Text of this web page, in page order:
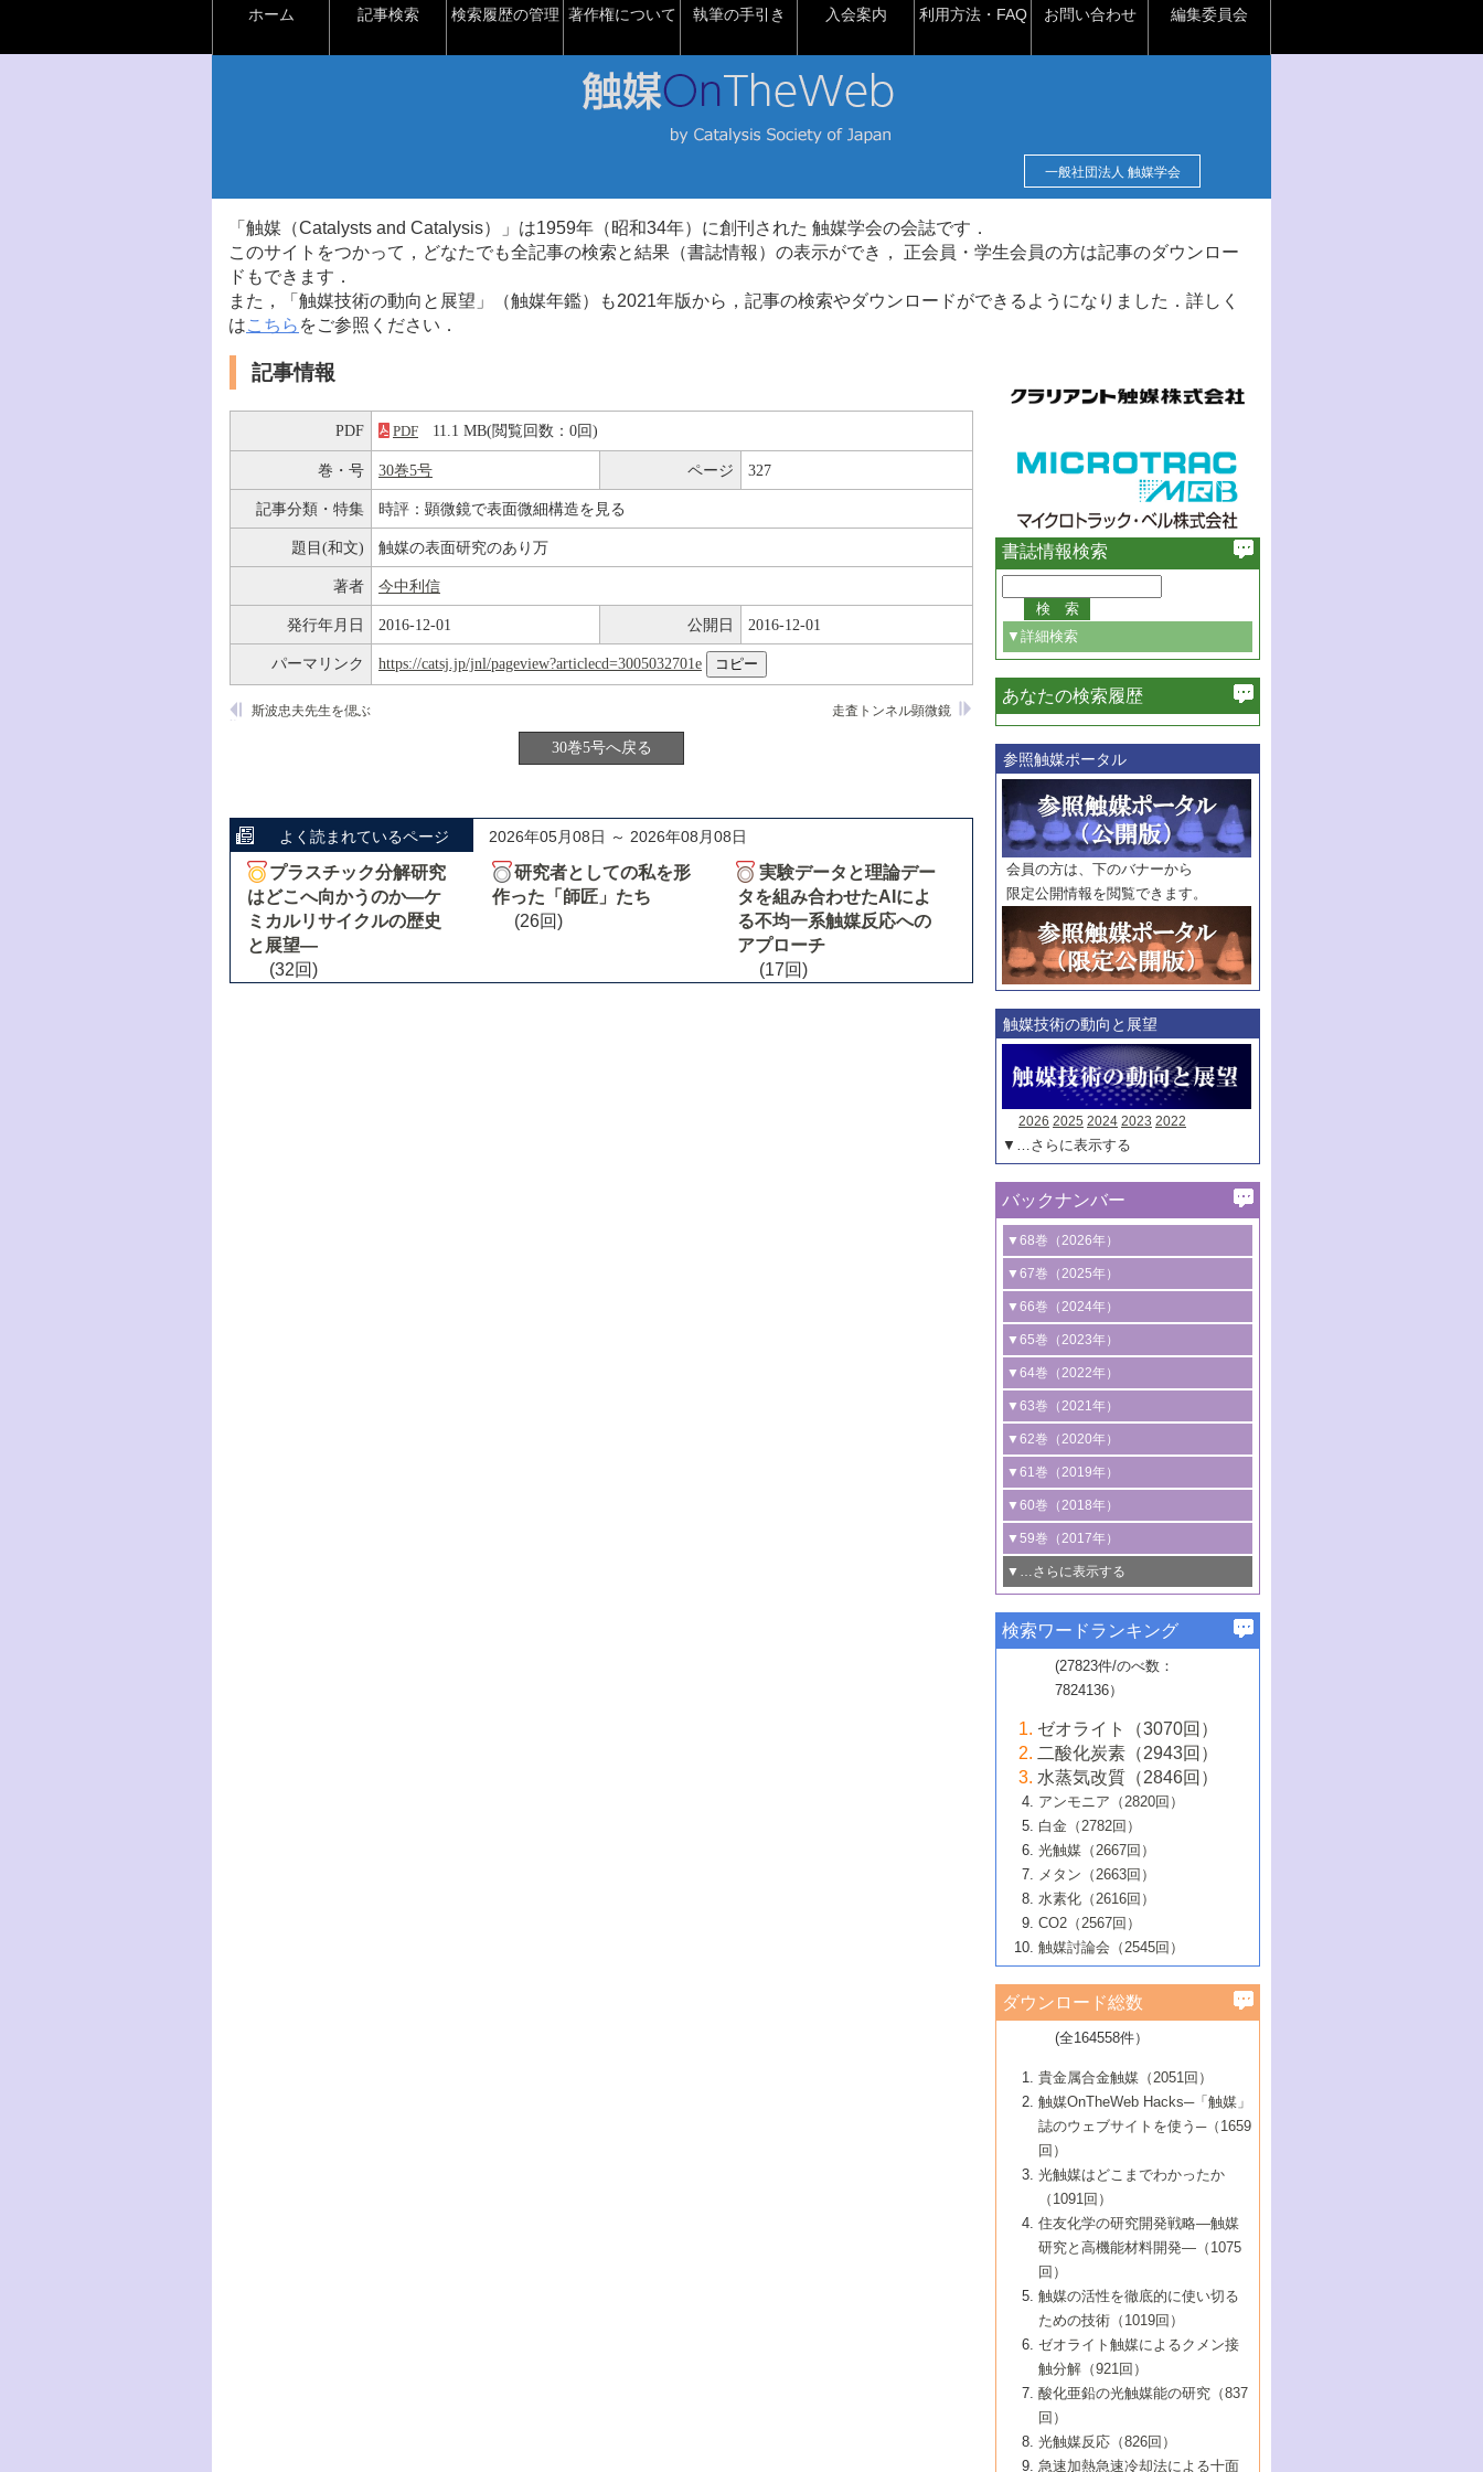
ホーム 記事検索 検索履歴の管理 著作権について 執筆の手引き 入会案内 利用方法・FAQ お問い合わせ 編集委員会
一般社団法人 触媒学会
「触媒（Catalysts and Catalysis）」は1959年（昭和34年）に創刊された 触媒学会の会誌です．
このサイトをつかって，どなたでも全記事の検索と結果（書誌情報）の表示ができ， 正会員・学生会員の方は記事のダウンロー
ドもできます．
また，「触媒技術の動向と展望」（触媒年鑑）も2021年版から，記事の検索やダウンロードができるようになりました．詳しく
はこちら をご参照ください．
記事情報
PDF PDF 11.1 MB(閲覧回数：0回)
巻・号 30巻5号 ページ 327
記事分類・特集 時評：顕微鏡で表面微細構造を見る
題目(和文) 触媒の表面研究のあり万
著者 今中利信
発行年月日 2016-12-01 公開日 2016-12-01
パーマリンク https://catsj.jp/jnl/pageview?articlecd=3005032701e
走査トンネル顕微鏡
斯波忠夫先生を偲ぶ
30巻5号へ戻る
よく読まれているページ 2026年05月08日 ～ 2026年08月08日
プラスチック分解研究
はどこへ向かうのか―ケ
ミカルリサイクルの歴史
と展望―
(32回)
研究者としての私を形
作った「師匠」たち
(26回)
実験データと理論デー
タを組み合わせたAIによ
る不均一系触媒反応への
アプローチ
(17回)
書誌情報検索
▼詳細検索
必ず含む
巻・号指定
巻
号
範囲指定
巻
号～
巻
号
触媒年鑑
年度
記事種別
マーク：
マークあり
あなたの検索履歴
参照触媒ポータル
会員の方は、下のバナーから
限定公開情報を閲覧できます。
触媒技術の動向と展望
2026 2025 2024 2023 2022
▼…さらに表示する
バックナンバー
▼68巻（2026年）
1号 過酸化水素合成に関する研究動向
2号 コンピューター技術により加速する
触媒開発
3号 有機分子変換やCO 資源化のための
光触媒に関する最近の研究
B号 第137回触媒討論会（2026年）
▼67巻（2025年）
1号 CO
水素化によるグリーン燃料/グリ
ーンケミカル製造
2号 水素製造のための水分解技術に関す
る最近の研究
3号 オレフィン系樹脂の精密合成に関す
る最新技術
4号 アルコール類の効率的変換を実現す
る非貴金属触媒の研究動向
5号 ゼオライトの合成と応用における研
究動向
6号 ヘテロ接合界面
B号 第135回触媒討論会（2025年）
▼66巻（2024年）
1号 低次元ナノ構造を有する触媒材料
2号 規制反応場を活用した固体触媒研究
の新展開
3号 未踏分子変換を目指した酸化触媒プ
ロセスの最前線
4号 シンクロトロン放射光および中性子
線を利用した触媒解析技術の最先端
5号 単原子触媒
6号 参照触媒委員会からのお知らせ
B号 第133回触媒討論会（2023年）
▼65巻（2023年）
1号 炭素が関わる触媒機能
2号 プラスチックケミカルリサイクルの
ための触媒技術
3号 非酸化物系金属化合物を基盤とした
触媒材料の開発
4号 格子酸素・格子酸素欠陥を利用した
触媒反応
5号 生体触媒によるエネルギー変換反応
6号 窒素とリンの循環のための触媒・機
能性材料
▼64巻（2022年）
1号 合成ガス製造とCOを用いるケミカル
ズ合成の最新動向
2号 化学品合成のための合金触媒開発
3号 CO の排出削減および有効活用のた
めの触媒技術
4号 若手による情報発信企画～とびたて
若き触媒の研究者たち～（1）
若き触媒の研究者たち～（2）
6号 石油のノーブル・ユースを志向した
触媒技術
大学：オンライン・対面開催）
▼63巻（2021年）
1号 金触媒の新展開
2号 ペロブスカイト
3号 特殊反応場を利用した触媒的分子変
換反応
4号 多孔質材料を用いた触媒の新展開
5号 情報学的手法を用いた触媒開発
6号 カーボンニュートラルに向けた電解
技術
B号 第127回触媒討論会（2021年・オン
ライン開催(Zoom)のみ）
▼62巻（2020年）
1号 触媒設計を拓く欠陥構造のキャラク
タリゼーション
2号 機能化学品製造に資するクリーンな
触媒的酸化反応
3号 水処理のための触媒化学
4号 光触媒を用いた水分解の最新の研究
動向
5号 次世代の触媒プロセスを支えるマイ
6号 メタン転換技術の最新動向
B号 第125回触媒討論会（2020年・工学
院大学）
▼61巻（2019年）
1号 物質移動制御に着目した触媒プロセ
ス開発
2号 CO2 フリー水素サプライチェーンに
関わる触媒開発動向
3号 精密高分子合成に関する最近の研究
動向
4号 バイオマス化成品製造のための触媒
5号 固体触媒による含窒素有機化合物変
換の最前線
6号 貴金属使用量低減に向けた自動車排
ガス浄化触媒の開発
B号 第123回触媒討論会（2019年・大阪
▼60巻（2018年）
1号 固体酸触媒の最新の研究動向
2号 二酸化炭素からの有用化学品合成
3号 ナノ粒子・クラスター触媒の最前線
4号 60周年記念企画
5号 進化するゼオライト合成技術
6号 非貴金属系触媒における電気化学的
B号 第121回触媒討論会（2018年・東京
大学）
▼59巻（2017年）
1号 いたるところに，触媒
最先端技術
3号 無機分離膜材料の開発と触媒反応プ
ロセスへの適用
5号 水素のふるまいを解き明かす最先端
研究
6号 低級アルカンの有効利用のための触
媒技術
B号 第119回触媒討論会（2017年・首都
大学東京）
▼…さらに表示する
1号 ユニークな構造の高分子を生み出す触
2号 リグニンからの化成品製造に向けた触
媒技術
3号 触媒研究の最先端～とびたて若き研究
者たち～（1）
4号 触媒研究の最先端～とびたて若き研究
者たち～（2）
5号 触媒研究の最先端～とびたて若き研究
者たち～（3）
6号 イオニクス材料と燃料電池・電解合成
の最新の研究動向
B号 第117回触媒討論会（2016年・大阪府
立大学）
▼57巻（2015年）
1号 水素キャリアにかかわる触媒技術の新
2号 石油精製用触媒の最近の進展
3号 固体酸化物形燃料電池（SOFC）におけ
るアノード触媒上での燃料直接改質技術
4号 コアシェル構造の制御による触媒機能
5号 工業触媒およびその周辺技術の最近の
進歩
6号 ナノシート
B号 第115回触媒討論会（2015年・成蹊大
▼56巻（2014年）
2号 光触媒反応機構に関する最新の研究動
向
開発動向
4号 人工光合成に向けた近年のアプローチ
5号 未利用熱エネルギーの有効活用に貢献
する触媒技術
6号 ポリオキソメタレート
B号 第113回触媒討論会（2014年・ロワジ
ールホテル豊橋）
1号 高耐久性燃料電池システム用触媒にお
ける新展開
2号 リビングラジカル重合の最近の動向
3号 天然ガスの化学工業的展開に関する触
媒技術
4号 貴金属触媒の精密構造制御とその活用
5号 バイオマス化成品製造のための固体触
6号 ナノ空間─吸着状態解析から新機能開拓
B号 第111回触媒討論会（2013年・関西大
▼54巻（2012年）
1号 規則性多孔体の利用技術における最近
の進歩
2号 第109回触媒討論会
3号 貴金属低減技術の最新動向
4号 貴金属代替技術の最新動向
5号 光触媒による物質変換反応の新展開
6号 グラフェン
7号 水素を利用する化成品合成の新潮流
▼53巻（2011年）
1号 金属学から見る合金触媒の新展開
2号 第107回触媒討論会
3号 触媒のその場観察法の進歩（１）
4号 触媒のその場観察法の進歩（２）
5号 不活性結合の触媒的活性化による有機
合成
6号 新しい固体酸触媒技術
7号 ゼオライト合成における最近の進歩
▼52巻（2010年）
1号 触媒の劣化対策と長寿命触媒開発
2号 第105回触媒討論会
3号 ナノ構造が拓く新機能
4号 活性サイトおよびその環境の精密な設
計による触媒の高機能化
5号 触媒を有効に使うための技術
7号 有機分子触媒による精密有機合成
8号 高機能化ポリオレフィンに向けた重合
触媒の最近の進展
1号 炭素材料－熱い注目を集める材料－
2号 第103回触媒討論会
3号 環境浄化用光触媒の現状と課題
4号 水素社会の実現に向けた水素製造・貯
蔵技術の進歩
5号 CO2が関わる触媒・材料
7号 持続可能社会実現のための触媒および
触媒関連技術
▼50巻（2008年）
1号 触媒化学と学会のこの10年，半世紀，
そして未来
2号 第101回触媒討論会
4号 錯体を利用したユニークな表面構造の
構築と機能
5号 若手会員による触媒研究の未来展望1：
企業編
6号 第102回触媒討論会
7号 触媒・化学反応における計算化学の進
8号 若手研究者による触媒研究の未来展望
2：大学・研究所編
▼49巻（2007年）
1号 含フッ素化合物の合成と触媒
2号 第99回触媒討論会
3号 実用的ファインケミカル合成プロセス
を実現する触媒
5号 こんな物質，あんな物質―新たな触媒
の可能性―
7号 『結晶の化学』を活かした触媒研究
8号 イオン液体の応用
▼48巻（2006年）
1号 固体酸触媒の最近の進歩
2号 第97回触媒討論会
3号 リビング重合触媒の最近の展開
5号 水素製造・貯蔵のための触媒技術の新
しい展開
6号 第98回触媒討論会
7号 基礎化学品製造の触媒技術
8号 多機能型リアクター
1号 最近の触媒担体とその効果
2号 第95回触媒討論会
4号 水分解用光触媒材料
5号 時間分解分光の進歩と応用
6号 第96回触媒討論会
8号 超臨界流体を用いた化学プロセスの新
▼46巻（2004年）
1号 部分酸化反応触媒の最前線
2号 第93回触媒討論会
3号 特殊エネルギー場の触媒反応
4号 生体内における金属の触媒作用
5号 ファインケミカルズの展開に寄与する
6号 第94回触媒討論会
7号 サブナノレベルでみた新しい表面現象
8号 オレフィン重合触媒の新たな展
▼45巻（2003年）
1号 なぜこの触媒が良いのか？
2号 第91回触媒討論会
3号 最近の自動車排ガス処理技術
4号 触媒研究の現状と将来─第90回触媒討論
5号 基礎化学品製造の触媒技術
6号 第92回触媒討論会
7号 基礎化学品製造の触媒技術
8号 資源の循環と触媒技術
▼44巻（2002年）
1号 高次制御された触媒の化学
2号 第89回触媒討論会
3号 触媒を利用した電気化学の新展開
4号 ナノ材料の調製と機能化
5号 こんな触媒が欲しい
6号 第90回触媒討論会
7号 触媒研究と学術雑誌/情報
8号 若い世代からみた触媒化学の現状と未
▼43巻（2001年）
1号 グリーンケミストリーと触媒
2号 第87回触媒討論会特集号
3号 生体触媒とバイオプロセス
4号 水素製造・利用の触媒化学
5号 触媒研究における新しい切り口：コン
ビナトリアルケミストリー
6号 第88回触媒討論会特集号
7号 企業における触媒研究のブレークスル
8号 この材料を触媒として使ってみません
▼42巻（2000年）
1号 触媒反応工学の明日を拓く
2号 第85回触媒討論会
3号 反応ダイナミクス
5号 触媒のおもしろさをどのように伝える
6号 第86回触媒討論会
7号 水素化精製触媒の新しい展開
8号 新しい反応性と機能性を目指した金属
クラスタ-化学
▼41巻（1999年）
1号 孔、穴、あな?-特異な空間とその利用-
2号 第83回触媒討論会
3号 均一系触媒反応最前線
4号 実用炭素材料の新展開
5号 研究の方法論を考える
7号 機能性金属材料と触媒
8号 触媒研究へのNMRの応用と展望
▼40巻（1998年）
進展と21世紀への提言/創立40周年記念・触
媒学会この10年の歩みとこれから/創立40周
2号 第81回触媒討論会
3号 計算機触媒化学へのさそい
4号 触媒劣化の制御と予測
5号 最新の実用プロセスと触媒
6号 第82回触媒討論会
1号 均一系と不均一系触媒反応-その特徴と
接点
2号 第79回触媒討論会
3号 最新NO除去触媒の実用化研究
4号 新しい反応場を目指した触媒調製
5号 反応・分離技術の新しい展開
6号 第80回触媒討論会
▼38巻（1996年）
1号 触媒の構造と触媒作用/C1化学を中心と
する21世紀への触媒
3号 オリンピックメダル:金・銀・銅はどん
な触媒作用を示すか
4号 触媒作用における機能の複合化
▼37巻（1995年）
1号 ファインケミカルズと固体触媒
2号 第75回触媒討論会
3号 希土類を利用した触媒
4号 触媒とリサイクル
5号 エネルギー変換触媒
▼36巻（1994年）
1号 電気化学と触媒
2号 第73回触媒討論会
3号 C4化学の展開
4号 《通常号》
▼35巻（1993年）
1号 工業触媒開発マニュアル―探索から工
業化まで
2号 第71回触媒討論会
▼34巻（1992年）
1号 インパクトを与えたこの研究
2号 第69回触媒討論会
▼33巻（1991年）
1号 触媒プロセス開発マニュアル―探索か
▼32巻（1990年）
検索ワードランキング
(27823件/のべ数：
7824136）
ゼオライト（3070回）
二酸化炭素（2943回）
水蒸気改質（2846回）
アンモニア（2820回）
白金（2782回）
光触媒（2667回）
メタン（2663回）
水素化（2616回）
CO2（2567回）
触媒討論会（2545回）
ダウンロード総数
(全164558件）
貴金属合金触媒（2051回）
触媒OnTheWeb Hacks─「触媒」
誌のウェブサイトを使う─（1659
回）
光触媒はどこまでわかったか
（1091回）
住友化学の研究開発戦略―触媒
研究と高機能材料開発―（1075
回）
触媒の活性を徹底的に使い切る
ための技術（1019回）
ゼオライト触媒によるクメン接
触分解（921回）
酸化亜鉛の光触媒能の研究（837
回）
光触媒反応（826回）
急速加熱急速冷却法による十面